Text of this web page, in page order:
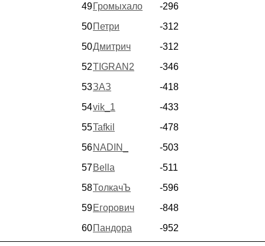
49Громыхало
-296
50Петри
-312
50Дмитрич
-312
52TIGRAN2
-346
53ЗАЗ
-418
54vik_1
-433
55Tafkil
-478
56NADIN_
-503
57Bella
-511
58ТолкачЪ
-596
59Егорович
-848
60Пандора -952